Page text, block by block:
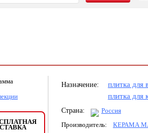
Назначение:
плитка для
плитка для
Страна:
Россия
Производитель:
КЕРАМА